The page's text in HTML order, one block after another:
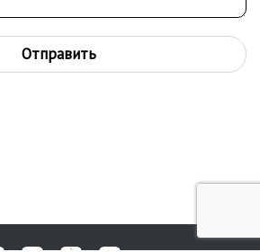
СССР, членом Совета Дома
Участник более 100 групповых выставок
Отправить